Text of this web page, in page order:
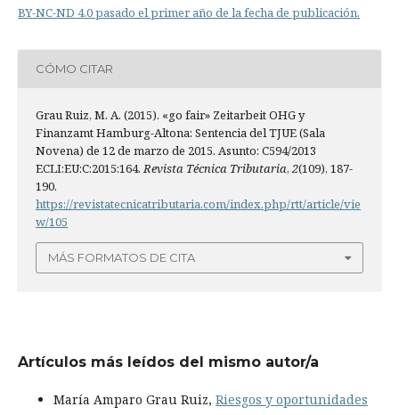
BY-NC-ND 4.0 pasado el primer año de la fecha de publicación.
CÓMO CITAR
Grau Ruiz, M. A. (2015). «go fair» Zeitarbeit OHG y
Finanzamt Hamburg-Altona: Sentencia del TJUE (Sala
Novena) de 12 de marzo de 2015. Asunto: C594/2013
ECLI:EU:C:2015:164.Revista Técnica Tributaria, 2(109), 187-
190.
https://revistatecnicatributaria.com/index.php/rtt/article/vie
w/105
MÁS FORMATOS DE CITA
Artículos más leídos del mismo autor/a
María Amparo Grau Ruiz, Riesgos y oportunidades